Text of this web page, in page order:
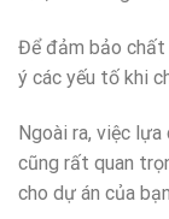
Để đảm bảo chất
ý các yếu tố khi
Ngoài ra, việc
cũng rất quan
cho dự án của